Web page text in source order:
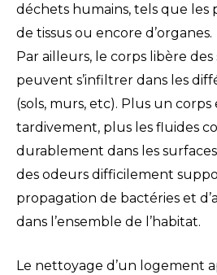
déchets humains, tels que les
de tissus ou encore d’organes.
Par ailleurs, le corps libère
peuvent s’infiltrer dans les
(sols, murs, etc). Plus un
tardivement, plus les fluides
durablement dans les
des odeurs difficilement
propagation de bactéries et
dans l’ensemble de l’habitat.
Le nettoyage d’un logement